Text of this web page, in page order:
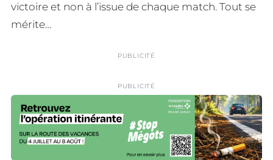
victoire et non à l’issue de chaque match. Tout se
mérite…
PUBLICITÉ
PUBLICITÉ